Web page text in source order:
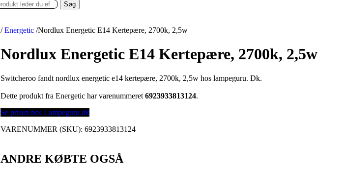
Søg
/ Energetic /Nordlux Energetic E14 Kertepære, 2700k, 2,5w
Nordlux Energetic E14 Kertepære, 2700k, 2,5w
Switcheroo fandt nordlux energetic e14 kertepære, 2700k, 2,5w hos lampeguru. Dk.
Dette produkt fra Energetic har varenummeret6923933813124.
Se prisen hos Lampeguru.dk
VARENUMMER (SKU):6923933813124
ANDRE KØBTE OGSÅ